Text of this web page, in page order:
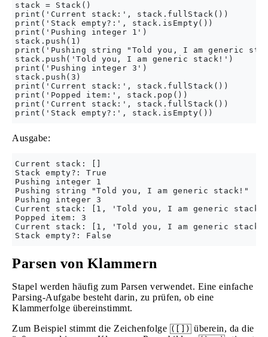
stack = Stack()
print('Current stack:', stack.fullStack())
print('Stack empty?:', stack.isEmpty())
print('Pushing integer 1')
stack.push(1)
print('Pushing string "Told you, I am generic
stack.push('Told you, I am generic stack!')
print('Pushing integer 3')
stack.push(3)
print('Current stack:', stack.fullStack())
print('Popped item:', stack.pop())
print('Current stack:', stack.fullStack())
Ausgabe:
Current stack: []
Stack empty?: True
Pushing integer 1
Pushing string "Told you, I am generic stack!"
Pushing integer 3
Current stack: [1, 'Told you, I am generic
Popped item: 3
Current stack: [1, 'Told you, I am generic
Parsen von Klammern
Stapel werden häufig zum Parsen verwendet. Eine einfache
Parsing-Aufgabe besteht darin, zu prüfen, ob eine
Klammerfolge übereinstimmt.
Zum Beispiel stimmt die Zeichenfolge ([]) überein, da die